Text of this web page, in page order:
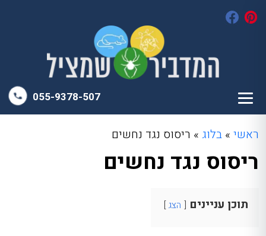
055-9378-507
ראשי » בלוג » ריסוס נגד נחשים
ריסוס נגד נחשים
תוכן עניינים הצג